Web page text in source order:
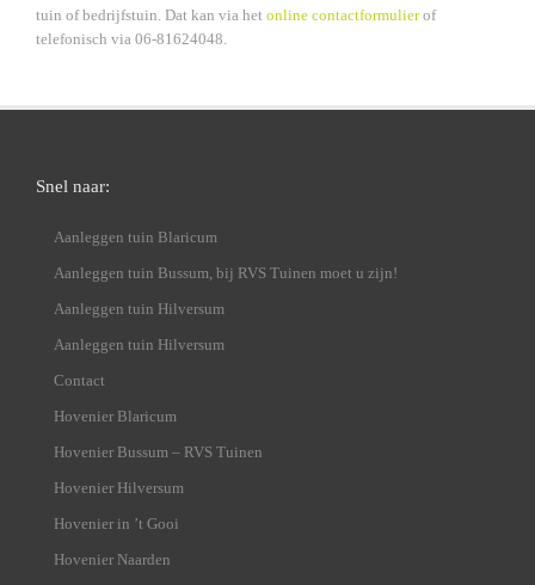
tuin of bedrijfstuin. Dat kan via het online contactformulierof
telefonisch via 06-81624048.
Snel naar:
Aanleggen tuin Blaricum
Aanleggen tuin Bussum, bij RVS Tuinen moet u zijn!
Aanleggen tuin Hilversum
Aanleggen tuin Hilversum
Contact
Hovenier Blaricum
Hovenier Bussum – RVS Tuinen
Hovenier Hilversum
Hovenier in ’t Gooi
Hovenier Naarden